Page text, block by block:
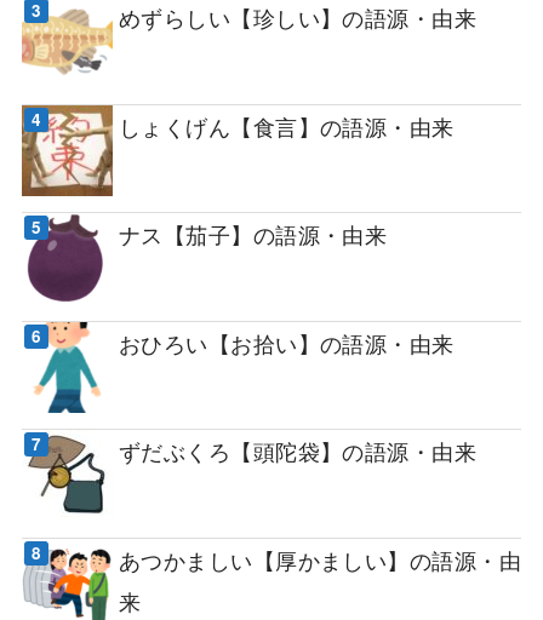
めずらしい【珍しい】の語源・由来
しょくげん【食言】の語源・由来
ナス【茄子】の語源・由来
おひろい【お拾い】の語源・由来
ずだぶくろ【頭陀袋】の語源・由来
あつかましい【厚かましい】の語源・由
来